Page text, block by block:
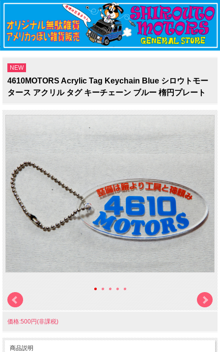
NEW
4610MOTORS Acrylic Tag Keychain Blue シロウトモー
タース アクリル タグ キーチェーン ブルー 楕円プレート
価格:500円(非課税)
商品説明